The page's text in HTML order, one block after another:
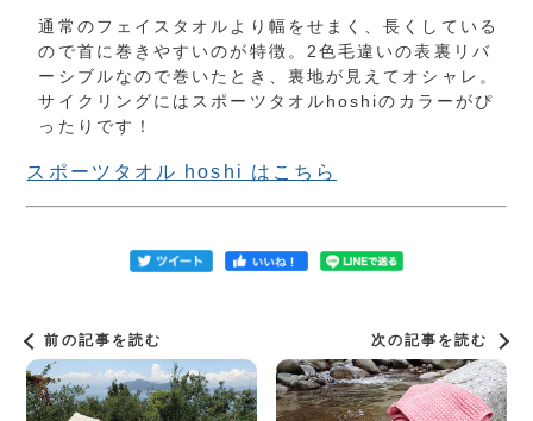
通常のフェイスタオルより幅をせまく、長くしている
ので首に巻きやすいのが特徴。2色毛違いの表裏リバ
ーシブルなので巻いたとき、裏地が見えてオシャレ。
サイクリングにはスポーツタオルhoshiのカラーがぴ
ったりです！
スポーツタオル hoshi はこちら
前の記事を読む 次の記事を読む